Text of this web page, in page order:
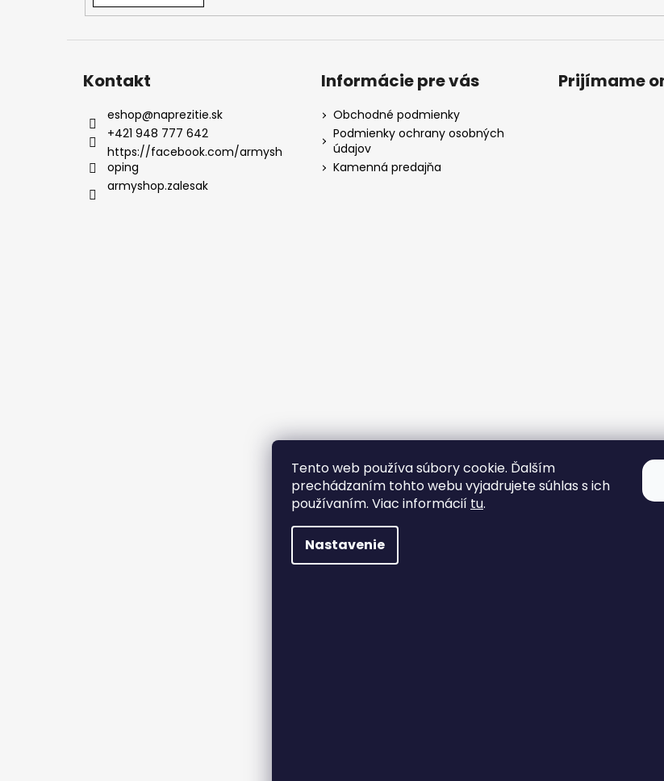
Tento web používa súbory cookie. Ďalším
prechádzaním tohto webu vyjadrujete súhlas s ich
používaním. Viac informácií tu.
Nastavenie
Kontakt
eshop@naprezitie.sk
+421 948 777 642
https://facebook.com/armysh
oping
armyshop.zalesak
Informácie pre vás
Obchodné podmienky
Podmienky ochrany osobných
údajov
Kamenná predajňa
Prijímame